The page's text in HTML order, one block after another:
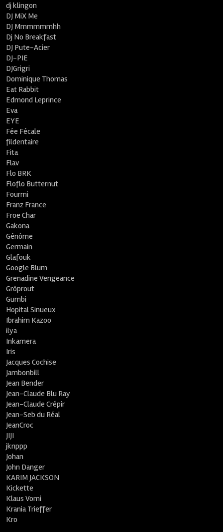
dj klingon
DJ MiX Me
DJ Mmmmmmhh
Dj No Breakfast
DJ Pute-Acier
DJ-PIE
DJGrigri
Dominique Thomas
Eat Rabbit
Edmond Leprince
Eva
EYE
Fée Fécale
fildentaire
Fita
Flav
Flo BRK
Floflo Butternut
Fourmi
Franz France
Froe Char
Gakona
Génôme
Germain
Glafouk
Google Blum
Grenadine Vengeance
Grôprout
Gumbi
Hopital Sinueux
Ibrahim Kazoo
ilya
Inkamera
Iris
Jacques Cochise
Jambonbill
Jean Bender
Jean-Claude Blu Ray
Jean-Claude Crépir
Jean-Seb du Réal
JeanCroc
JIJI
jknppp
Johan
John Danger
KARIM JACKSON
Kickette
Klaus Vomi
Krania Trieffer
Kro